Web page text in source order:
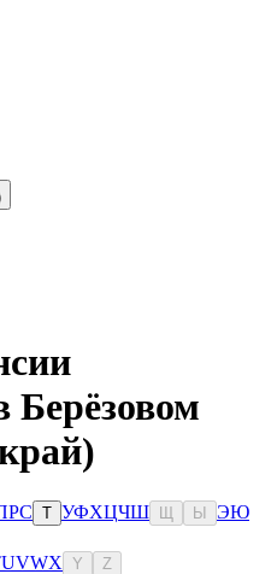
Берёзовом
РС Т УФХЦЧШ Ы ЭЮ
UVWX Y Z